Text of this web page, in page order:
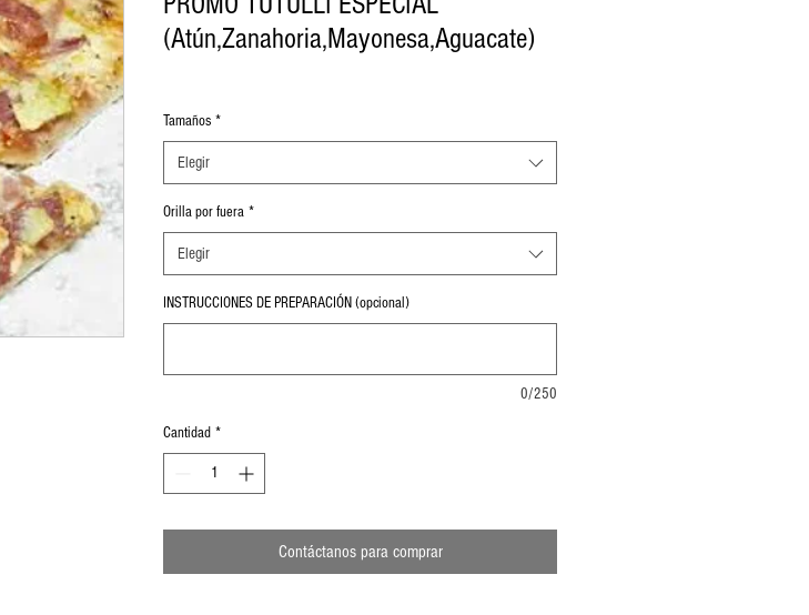
(Atún,Zanahoria,Mayonesa,Aguacate)
Tamaños *
Elegir
Orilla por fuera *
Elegir
INSTRUCCIONES DE PREPARACIÓN (opcional)
0/250
Cantidad *
Contáctanos para comprar